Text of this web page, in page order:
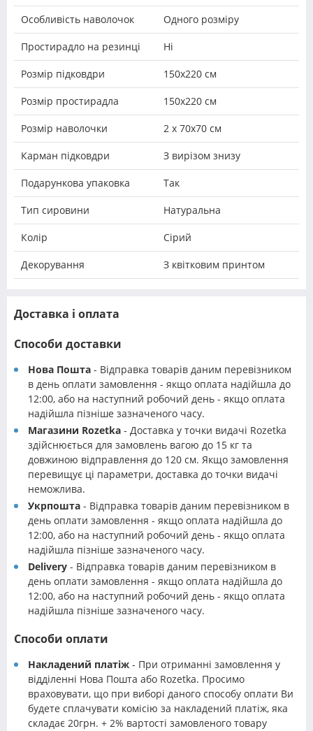
Особливість наволочок Одного розміру
Простирадло на резинці Ні
Розмір підковдри 150х220 см
Розмір простирадла 150х220 см
Розмір наволочки 2 х 70х70 см
Карман підковдри З вирізом знизу
Подарункова упаковка Так
Тип сировини Натуральна
Колір Сірий
Декорування З квітковим принтом
Доставка і оплата
Способи доставки
Нова Пошта - Відправка товарів даним перевізником
в день оплати замовлення - якщо оплата надійшла до
12:00, або на наступний робочий день - якщо оплата
надійшла пізніше зазначеного часу.
Магазини Rozetka - Доставка у точки видачі Rozetka
здійснюється для замовлень вагою до 15 кг та
довжиною відправлення до 120 см. Якщо замовлення
перевищує ці параметри, доставка до точки видачі
неможлива.
Укрпошта - Відправка товарів даним перевізником в
день оплати замовлення - якщо оплата надійшла до
12:00, або на наступний робочий день - якщо оплата
надійшла пізніше зазначеного часу.
Delivery - Відправка товарів даним перевізником в
день оплати замовлення - якщо оплата надійшла до
12:00, або на наступний робочий день - якщо оплата
надійшла пізніше зазначеного часу.
Способи оплати
Накладений платіж - При отриманні замовлення у
відділенні Нова Пошта або Rozetka. Просимо
враховувати, що при виборі даного способу оплати Ви
будете сплачувати комісію за накладений платіж, яка
складає 20грн. + 2% вартості замовленого товару